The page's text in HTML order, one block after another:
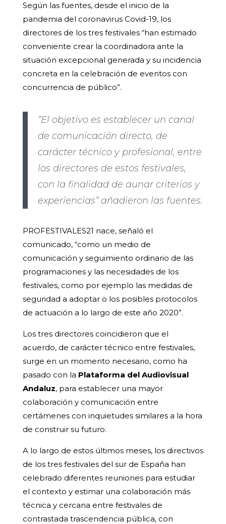
Según las fuentes, desde el inicio de la
pandemia del coronavirus Covid-19, los
directores de los tres festivales “han estimado
conveniente crear la coordinadora ante la
situación excepcional generada y su incidencia
concreta en la celebración de eventos con
concurrencia de público”.
“El objetivo es establecer un canal
de comunicación directo, de
carácter técnico y profesional, entre
los directores de estos festivales,
con la finalidad de aunar criterios y
experiencias” añadieron las fuentes.
PROFESTIVALES21 nace, señaló el
comunicado, “como un medio de
comunicación y seguimiento ordinario de las
programaciones y las necesidades de los
festivales, como por ejemplo las medidas de
seguridad a adoptar o los posibles protocolos
de actuación a lo largo de este año 2020”.
Los tres directores coincidieron que el
acuerdo, de carácter técnico entre festivales,
surge en un momento necesario, como ha
pasado con la Plataforma del Audiovisual
Andaluz, para establecer una mayor
colaboración y comunicación entre
certámenes con inquietudes similares a la hora
de construir su futuro.
A lo largo de estos últimos meses, los directivos
de los tres festivales del sur de España han
celebrado diferentes reuniones para estudiar
el contexto y estimar una colaboración más
técnica y cercana entre festivales de
contrastada trascendencia pública, con